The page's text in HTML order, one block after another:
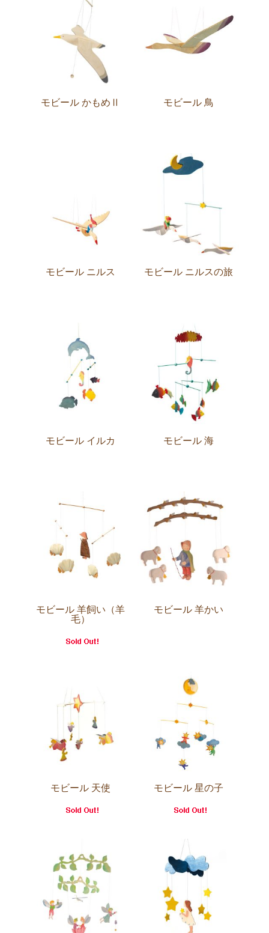
モビール かもめⅡ モビール 鳥
モビール ニルス モビール ニルスの旅
モビール イルカ モビール 海
モビール 羊飼い（羊
毛）
モビール 羊かい
モビール 天使 モビール 星の子